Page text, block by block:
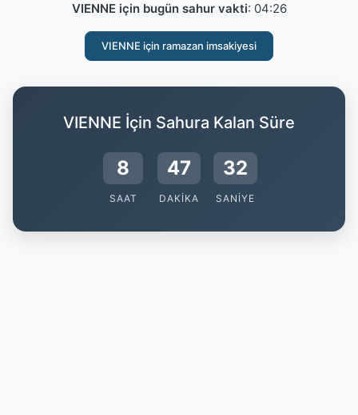
VIENNE için bugün sahur vakti: 04:26
VIENNE için ramazan imsakiyesi
VIENNE İçin Sahura Kalan Süre
8
SAAT
47
DAKIKA
31
SANIYE